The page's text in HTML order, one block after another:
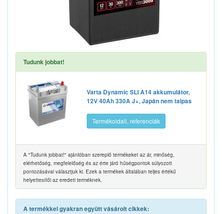
Tudunk jobbat!
Varta Dynamic SLI A14 akkumulátor,
12V 40Ah 330A J+, Japán nem talpas
Termékoldall, referenciák
A "Tudunk jobbat!" ajánlóban szereplő termékeket az ár, minőség,
elérhetőség, megfelelőség és az érte járó hűségpontok súlyozott
pontozásával választjuk ki. Ezek a termékek általában teljes értékű
helyettesítői az eredeti terméknek.
A termékkel gyakran együtt vásárolt cikkek: